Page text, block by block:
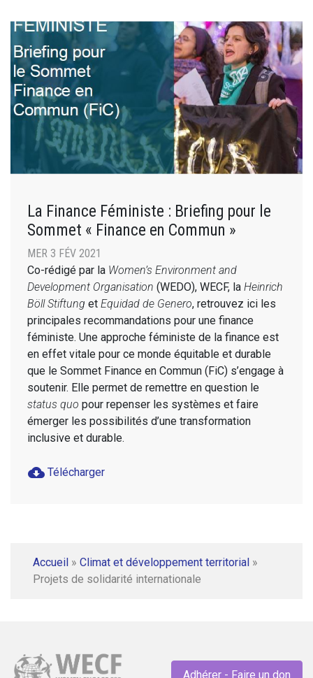
La Finance Féministe : Briefing pour le
Sommet « Finance en Commun »
MER 3 FÉV 2021
Co-rédigé par la Women’s Environment and
Development Organisation (WEDO), WECF, la Heinrich
Böll Stiftung et Equidad de Genero, retrouvez ici les
principales recommandations pour une finance
féministe. Une approche féministe de la finance est
en effet vitale pour ce monde équitable et durable
que le Sommet Finance en Commun (FiC) s’engage à
soutenir. Elle permet de remettre en question le
status quo pour repenser les systèmes et faire
émerger les possibilités d’une transformation
inclusive et durable.
cloud_download Télécharger
Accueil » Climat et développement territorial »
Projets de solidarité internationale
Adhérer - Faire un don